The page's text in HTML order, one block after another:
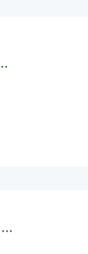
LOS PALOS GRANDES
UBICACIÓN ESTRATÉGICA EN CARACAS: El espacio ideal para el ejecutivo moderno